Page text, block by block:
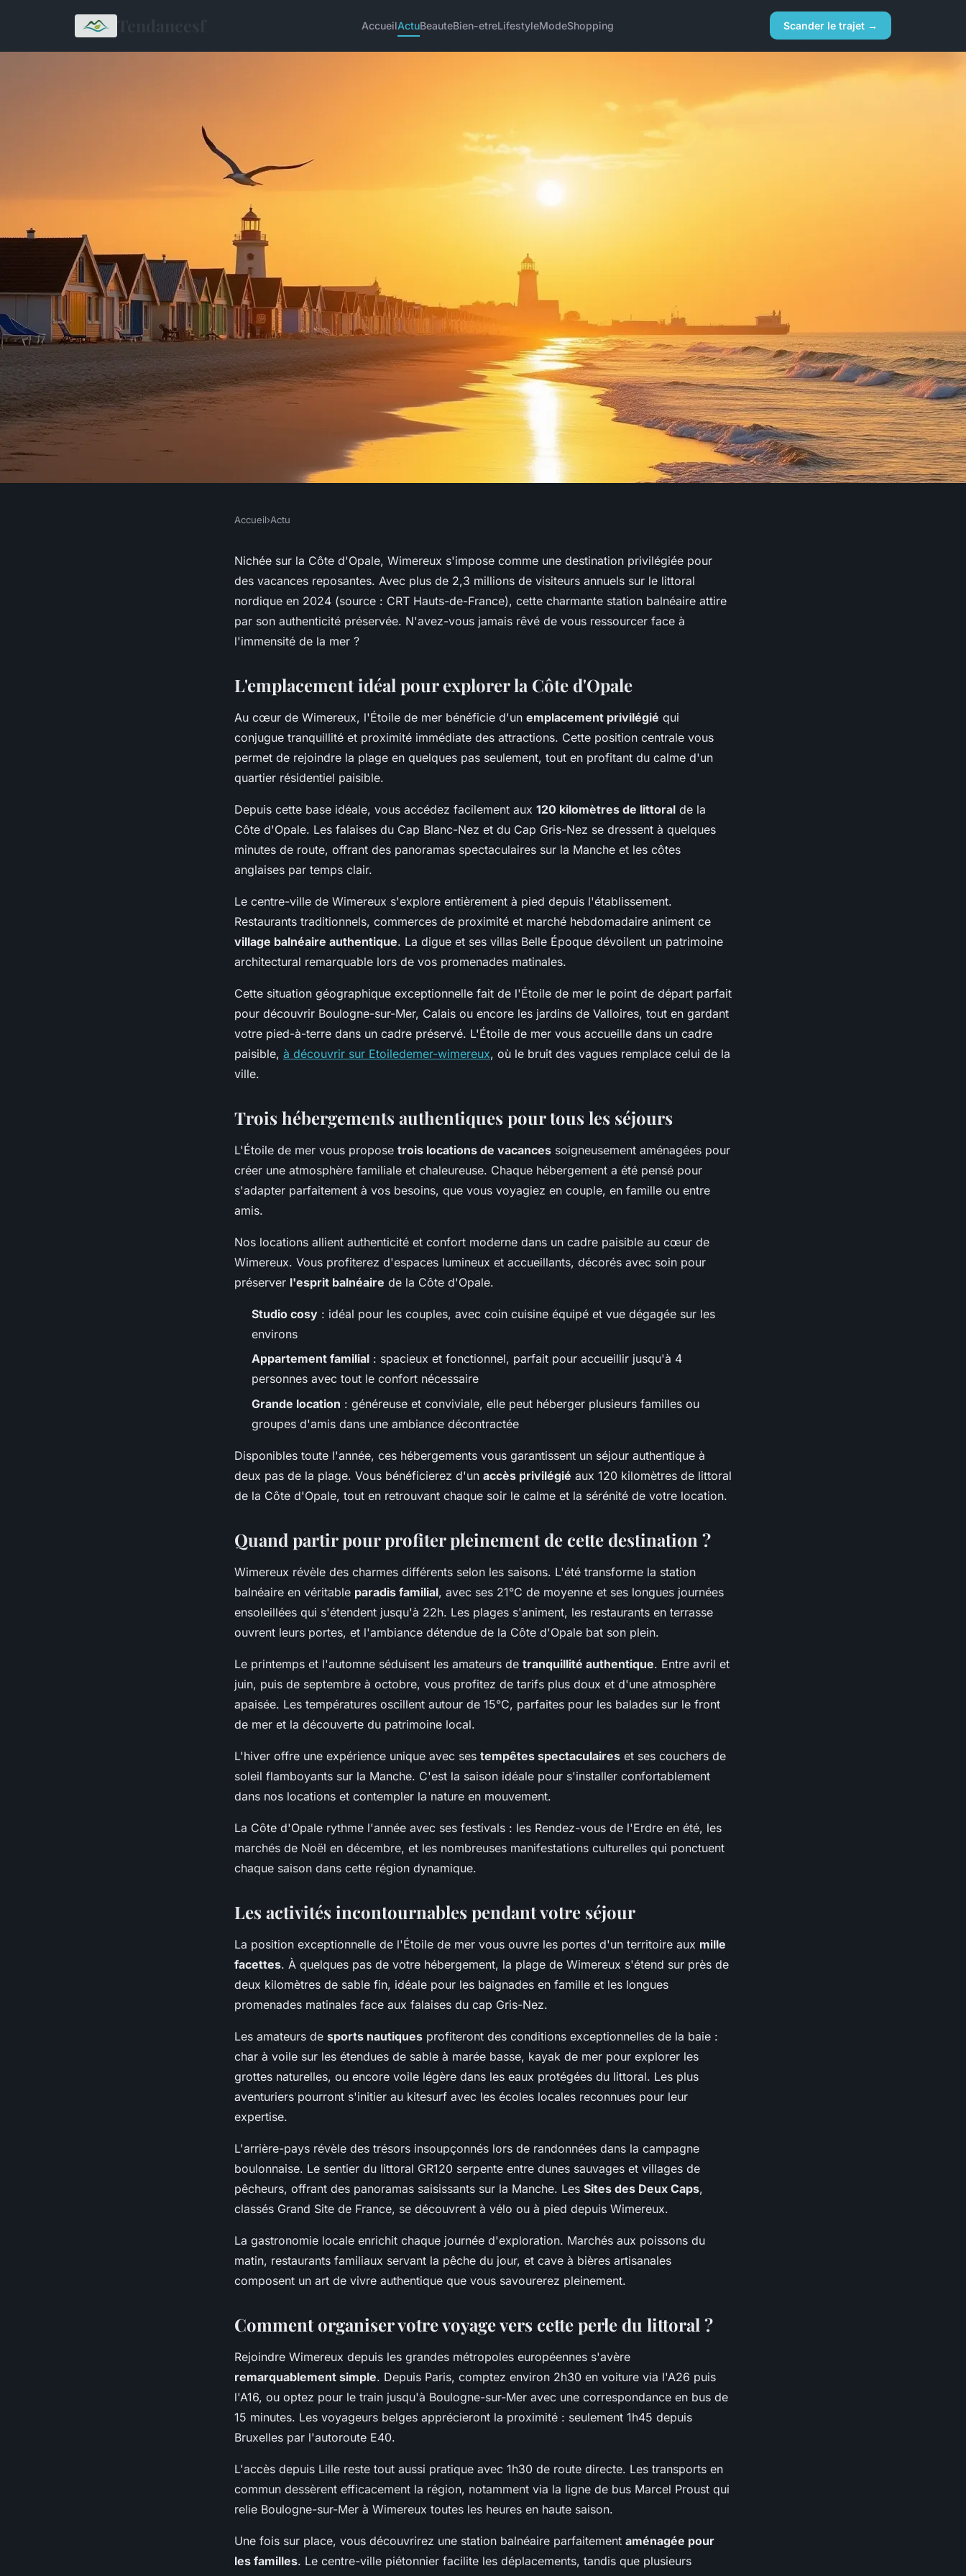
AccueilActuBeauteBien-etreLifestyleModeShopping Scander le trajet →
Étoile de mer : un séjour relaxant à
wimereux vous attend !
Accueil›Actu
Nichée sur la Côte d'Opale, Wimereux s'impose comme une destination privilégiée pour
des vacances reposantes. Avec plus de 2,3 millions de visiteurs annuels sur le littoral
nordique en 2024 (source : CRT Hauts-de-France), cette charmante station balnéaire attire
par son authenticité préservée. N'avez-vous jamais rêvé de vous ressourcer face à
l'immensité de la mer ?
L'emplacement idéal pour explorer la Côte d'Opale
Au cœur de Wimereux, l'Étoile de mer bénéficie d'un emplacement privilégié qui
conjugue tranquillité et proximité immédiate des attractions. Cette position centrale vous
permet de rejoindre la plage en quelques pas seulement, tout en profitant du calme d'un
quartier résidentiel paisible.
Depuis cette base idéale, vous accédez facilement aux 120 kilomètres de littoral de la
Côte d'Opale. Les falaises du Cap Blanc-Nez et du Cap Gris-Nez se dressent à quelques
minutes de route, offrant des panoramas spectaculaires sur la Manche et les côtes
anglaises par temps clair.
Le centre-ville de Wimereux s'explore entièrement à pied depuis l'établissement.
Restaurants traditionnels, commerces de proximité et marché hebdomadaire animent ce
village balnéaire authentique. La digue et ses villas Belle Époque dévoilent un patrimoine
architectural remarquable lors de vos promenades matinales.
Cette situation géographique exceptionnelle fait de l'Étoile de mer le point de départ parfait
pour découvrir Boulogne-sur-Mer, Calais ou encore les jardins de Valloires, tout en gardant
votre pied-à-terre dans un cadre préservé. L'Étoile de mer vous accueille dans un cadre
paisible, à découvrir sur Etoiledemer-wimereux, où le bruit des vagues remplace celui de la
ville.
Trois hébergements authentiques pour tous les séjours
L'Étoile de mer vous propose trois locations de vacances soigneusement aménagées pour
créer une atmosphère familiale et chaleureuse. Chaque hébergement a été pensé pour
s'adapter parfaitement à vos besoins, que vous voyagiez en couple, en famille ou entre
amis.
Nos locations allient authenticité et confort moderne dans un cadre paisible au cœur de
Wimereux. Vous profiterez d'espaces lumineux et accueillants, décorés avec soin pour
préserver l'esprit balnéaire de la Côte d'Opale.
Studio cosy : idéal pour les couples, avec coin cuisine équipé et vue dégagée sur les
environs
Appartement familial : spacieux et fonctionnel, parfait pour accueillir jusqu'à 4
personnes avec tout le confort nécessaire
Grande location : généreuse et conviviale, elle peut héberger plusieurs familles ou
groupes d'amis dans une ambiance décontractée
Disponibles toute l'année, ces hébergements vous garantissent un séjour authentique à
deux pas de la plage. Vous bénéficierez d'un accès privilégié aux 120 kilomètres de littoral
de la Côte d'Opale, tout en retrouvant chaque soir le calme et la sérénité de votre location.
Quand partir pour profiter pleinement de cette destination ?
Wimereux révèle des charmes différents selon les saisons. L'été transforme la station
balnéaire en véritable paradis familial, avec ses 21°C de moyenne et ses longues journées
ensoleillées qui s'étendent jusqu'à 22h. Les plages s'animent, les restaurants en terrasse
ouvrent leurs portes, et l'ambiance détendue de la Côte d'Opale bat son plein.
Le printemps et l'automne séduisent les amateurs de tranquillité authentique. Entre avril et
juin, puis de septembre à octobre, vous profitez de tarifs plus doux et d'une atmosphère
apaisée. Les températures oscillent autour de 15°C, parfaites pour les balades sur le front
de mer et la découverte du patrimoine local.
L'hiver offre une expérience unique avec ses tempêtes spectaculaires et ses couchers de
soleil flamboyants sur la Manche. C'est la saison idéale pour s'installer confortablement
dans nos locations et contempler la nature en mouvement.
La Côte d'Opale rythme l'année avec ses festivals : les Rendez-vous de l'Erdre en été, les
marchés de Noël en décembre, et les nombreuses manifestations culturelles qui ponctuent
chaque saison dans cette région dynamique.
Les activités incontournables pendant votre séjour
La position exceptionnelle de l'Étoile de mer vous ouvre les portes d'un territoire aux mille
facettes. À quelques pas de votre hébergement, la plage de Wimereux s'étend sur près de
deux kilomètres de sable fin, idéale pour les baignades en famille et les longues
promenades matinales face aux falaises du cap Gris-Nez.
Les amateurs de sports nautiques profiteront des conditions exceptionnelles de la baie :
char à voile sur les étendues de sable à marée basse, kayak de mer pour explorer les
grottes naturelles, ou encore voile légère dans les eaux protégées du littoral. Les plus
aventuriers pourront s'initier au kitesurf avec les écoles locales reconnues pour leur
expertise.
L'arrière-pays révèle des trésors insoupçonnés lors de randonnées dans la campagne
boulonnaise. Le sentier du littoral GR120 serpente entre dunes sauvages et villages de
pêcheurs, offrant des panoramas saisissants sur la Manche. Les Sites des Deux Caps,
classés Grand Site de France, se découvrent à vélo ou à pied depuis Wimereux.
La gastronomie locale enrichit chaque journée d'exploration. Marchés aux poissons du
matin, restaurants familiaux servant la pêche du jour, et cave à bières artisanales
composent un art de vivre authentique que vous savourerez pleinement.
Comment organiser votre voyage vers cette perle du littoral ?
Rejoindre Wimereux depuis les grandes métropoles européennes s'avère
remarquablement simple. Depuis Paris, comptez environ 2h30 en voiture via l'A26 puis
l'A16, ou optez pour le train jusqu'à Boulogne-sur-Mer avec une correspondance en bus de
15 minutes. Les voyageurs belges apprécieront la proximité : seulement 1h45 depuis
Bruxelles par l'autoroute E40.
L'accès depuis Lille reste tout aussi pratique avec 1h30 de route directe. Les transports en
commun dessèrent efficacement la région, notamment via la ligne de bus Marcel Proust qui
relie Boulogne-sur-Mer à Wimereux toutes les heures en haute saison.
Une fois sur place, vous découvrirez une station balnéaire parfaitement aménagée pour
les familles. Le centre-ville piétonnier facilite les déplacements, tandis que plusieurs